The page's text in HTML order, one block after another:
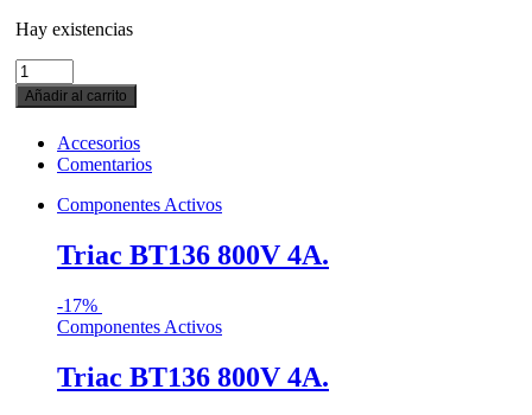
Hay existencias
Triac
BT136
800V
cantidad
Añadir al carrito
Accesorios
Comentarios
Componentes Activos
Triac BT136 800V 4A.
-17%
Componentes Activos
Triac BT136 800V 4A.